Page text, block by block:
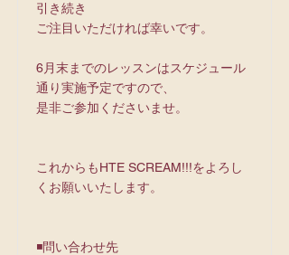
引き続き
ご注目いただければ幸いです。
6月末までのレッスンはスケジュール
通り実施予定ですので、
是非ご参加くださいませ。
これからもHTE SCREAM!!!をよろし
くお願いいたします。
◾️問い合わせ先